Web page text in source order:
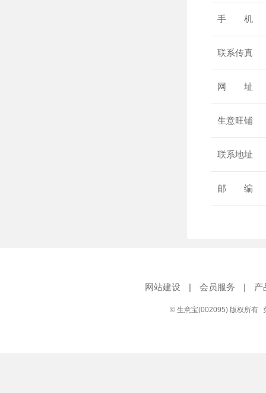
手 机
联系传真
网 址
生意旺铺
联系地址
邮 编
网站建设 | 会员服务 | 产
© 生意宝(002095) 版权所有